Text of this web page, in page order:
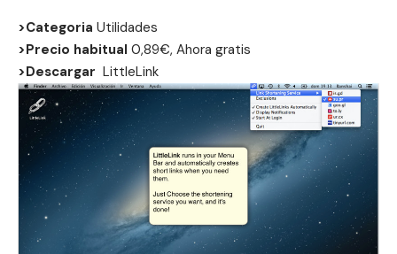
>Categoria Utilidades
>Precio habitual 0,89€, Ahora gratis
>Descargar LittleLink